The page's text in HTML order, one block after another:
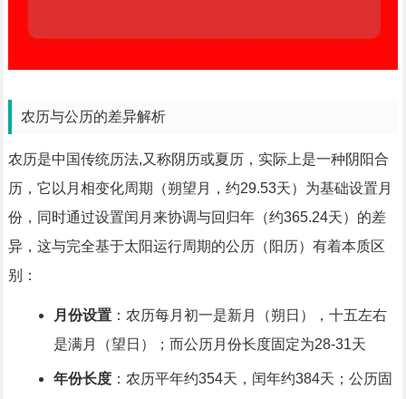
农历与公历的差异解析
农历是中国传统历法,又称阴历或夏历，实际上是一种阴阳合
历，它以月相变化周期（朔望月，约29.53天）为基础设置月
份，同时通过设置闰月来协调与回归年（约365.24天）的差
异，这与完全基于太阳运行周期的公历（阳历）有着本质区
别：
月份设置：农历每月初一是新月（朔日），十五左右
是满月（望日）；而公历月份长度固定为28-31天
年份长度：农历平年约354天，闰年约384天；公历固